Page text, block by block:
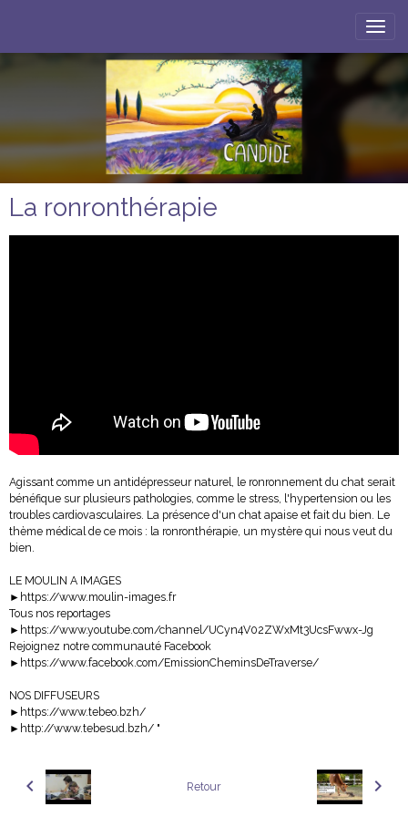
La ronronthérapie
Agissant comme un antidépresseur naturel, le ronronnement du chat serait
bénéfique sur plusieurs pathologies, comme le stress, l'hypertension ou les
troubles cardiovasculaires. La présence d'un chat apaise et fait du bien. Le
thème médical de ce mois : la ronronthérapie, un mystère qui nous veut du
bien.
LE MOULIN A IMAGES
►https://www.moulin-images.fr
Tous nos reportages
►https://www.youtube.com/channel/UCyn4V02ZWxMt3UcsFwwx-Jg
Rejoignez notre communauté Facebook
►https://www.facebook.com/EmissionCheminsDeTraverse/
NOS DIFFUSEURS
►https://www.tebeo.bzh/
►http://www.tebesud.bzh/ "
Retour